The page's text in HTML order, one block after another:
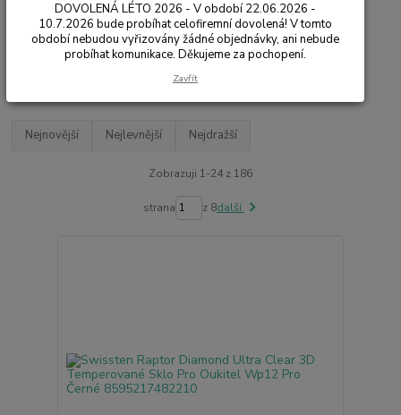
Tvrzená skla na mobil Swissten
Filtr - výrobci a parametry
Nejnovější Nejlevnější Nejdražší
Zobrazuji 1-24 z 186
strana z 8další
DOVOLENÁ LÉTO 2026 - V období 22.06.2026 -
10.7.2026 bude probíhat celofiremní dovolená! V tomto
období nebudou vyřizovány žádné objednávky, ani nebude
probíhat komunikace. Děkujeme za pochopení.
Zavřít